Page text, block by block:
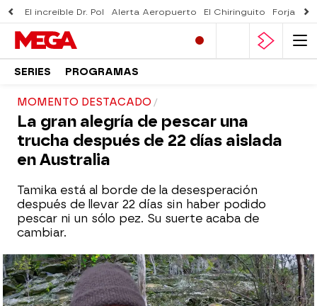
El increíble Dr. Pol Alerta Aeropuerto El Chiringuito Forjado
SERIES PROGRAMAS
MOMENTO DESTACADO
La gran alegría de pescar una
trucha después de 22 días aislada
en Australia
Tamika está al borde de la desesperación
después de llevar 22 días sin haber podido
pescar ni un sólo pez. Su suerte acaba de
cambiar.